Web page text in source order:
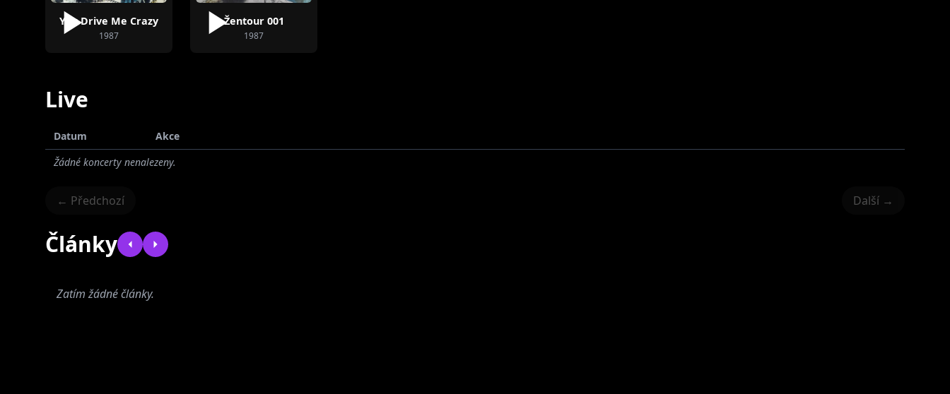
You Drive Me Crazy
1987
Žentour 001
1987
Live
Datum
Akce
Žádné koncerty nenalezeny.
← Předchozí Další →
Články
Zatím žádné články.